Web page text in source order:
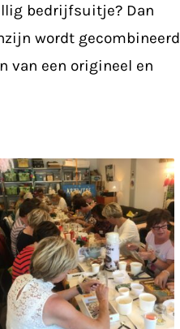
bedrijfsuitje? Dan
wordt gecombineerd
van een origineel en